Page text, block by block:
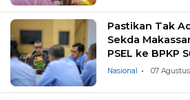
Pastikan Tak
Sekda
PSEL ke BPKP
Nasional 07